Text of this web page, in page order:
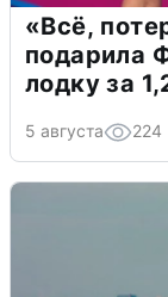
«Всё,
подарила
лодку за
5 августа 224